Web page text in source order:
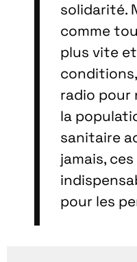
solidarité.
comme
plus vite
radio pour
la
sanitaire
jamais,
pour les